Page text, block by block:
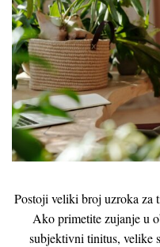
Postoji veliki broj uzroka za
Ako primetite zujanje u
subjektivni tinitus, velike